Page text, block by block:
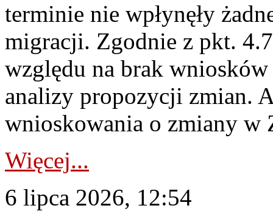
terminie nie wpłynęły
migracji. Zgodnie z pkt.
względu na brak
analizy propozycji zmian.
wnioskowania o zmiany w
Więcej...
6 lipca 2026, 12:54